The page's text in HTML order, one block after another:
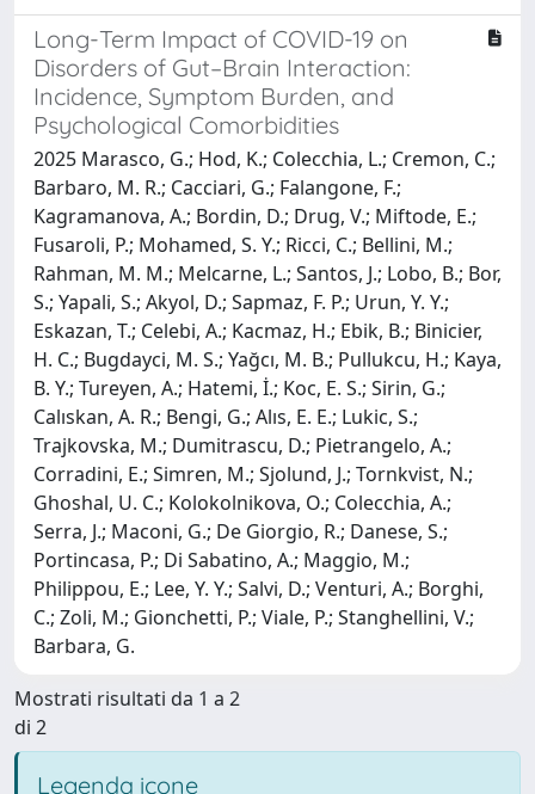
Long-Term Impact of COVID-19 on
Disorders of Gut–Brain Interaction:
Incidence, Symptom Burden, and
Psychological Comorbidities
2025 Marasco, G.; Hod, K.; Colecchia, L.; Cremon, C.;
Barbaro, M. R.; Cacciari, G.; Falangone, F.;
Kagramanova, A.; Bordin, D.; Drug, V.; Miftode, E.;
Fusaroli, P.; Mohamed, S. Y.; Ricci, C.; Bellini, M.;
Rahman, M. M.; Melcarne, L.; Santos, J.; Lobo, B.; Bor,
S.; Yapali, S.; Akyol, D.; Sapmaz, F. P.; Urun, Y. Y.;
Eskazan, T.; Celebi, A.; Kacmaz, H.; Ebik, B.; Binicier,
H. C.; Bugdayci, M. S.; Yağcı, M. B.; Pullukcu, H.; Kaya,
B. Y.; Tureyen, A.; Hatemi, İ.; Koc, E. S.; Sirin, G.;
Calıskan, A. R.; Bengi, G.; Alıs, E. E.; Lukic, S.;
Trajkovska, M.; Dumitrascu, D.; Pietrangelo, A.;
Corradini, E.; Simren, M.; Sjolund, J.; Tornkvist, N.;
Ghoshal, U. C.; Kolokolnikova, O.; Colecchia, A.;
Serra, J.; Maconi, G.; De Giorgio, R.; Danese, S.;
Portincasa, P.; Di Sabatino, A.; Maggio, M.;
Philippou, E.; Lee, Y. Y.; Salvi, D.; Venturi, A.; Borghi,
C.; Zoli, M.; Gionchetti, P.; Viale, P.; Stanghellini, V.;
Barbara, G.
Mostrati risultati da 1 a 2
di 2
Legenda icone